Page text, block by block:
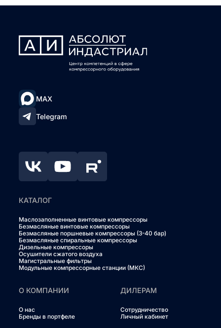
MAX
Telegram
КАТАЛОГ
Маслозаполненные винтовые компрессоры
Безмасляные винтовые компрессоры
Безмасляные поршневые компрессоры (3-40 бар)
Безмасляные спиральные компрессоры
Дизельные компрессоры
Осушители сжатого воздуха
Магистральные фильтры
Модульные компрессорные станции (МКС)
О КОМПАНИИ
О нас
Бренды в портфеле
ДИЛЕРАМ
Сотрудничество
Личный кабинет